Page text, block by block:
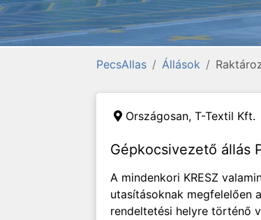
PecsAllas Állások
Országosan, T-Textil Kft.
Gépkocsivezető állás
A mindenkori KRESZ
utasításoknak megfelelően
rendeltetési helyre történő